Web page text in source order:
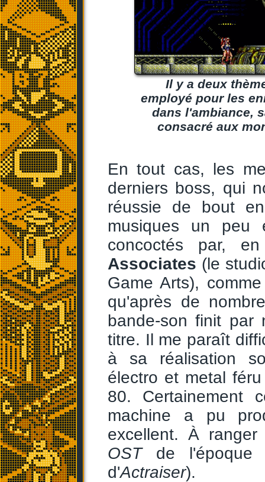
Il y a deux
employé pour les
dans l'ambiance,
consacré aux
En tout cas, les
derniers boss, qui
réussie de bout
musiques un peu
concoctés par,
Associates (le
Game Arts),
qu'après de
bande-son finit par
titre. Il me paraît
à sa réalisation
électro et metal
80. Certainement
machine a pu
excellent. À
OSTde l'époque
d'Actraiser).